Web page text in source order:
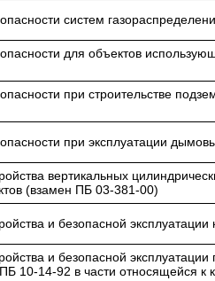
систем
для объектов
при строительстве
при эксплуатации
вертикальных
(взамен ПБ 03-381-00)
и безопасной эксплуатации
и безопасной
10-14-92 в части относящейся к